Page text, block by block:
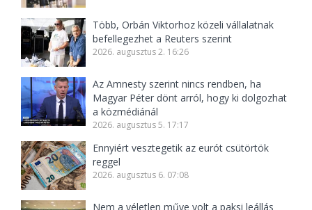
Több, Orbán Viktorhoz közeli vállalatnak
befellegezhet a Reuters szerint
2026. augusztus 2. 16:26
Az Amnesty szerint nincs rendben, ha
Magyar Péter dönt arról, hogy ki dolgozhat
a közmédiánál
2026. augusztus 5. 17:17
Ennyiért vesztegetik az eurót csütörtök
reggel
2026. augusztus 6. 07:08
Nem a véletlen műve volt a paksi leállás